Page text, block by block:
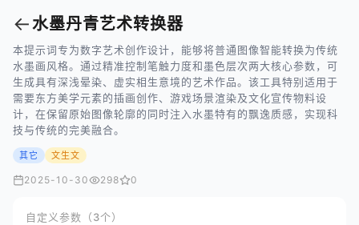
←水墨丹青艺术转换器
本提示词专为数字艺术创作设计，能够将普通图像智能转换为传统
水墨画风格。通过精准控制笔触力度和墨色层次两大核心参数，可
生成具有深浅晕染、虚实相生意境的艺术作品。该工具特别适用于
需要东方美学元素的插画创作、游戏场景渲染及文化宣传物料设
计，在保留原始图像轮廓的同时注入水墨特有的飘逸质感，实现科
技与传统的完美融合。
其它 文生文
2025-10-30 298 0
自定义参数（3个）